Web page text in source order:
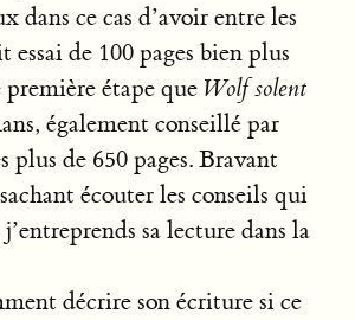
dans ce cas d’avoir entre les
essai de 100 pages bien plus
étape que Wolf solent
également conseillé par
de 650 pages. Bravant
écouter les conseils qui
sa lecture dans la
décrire son écriture si ce